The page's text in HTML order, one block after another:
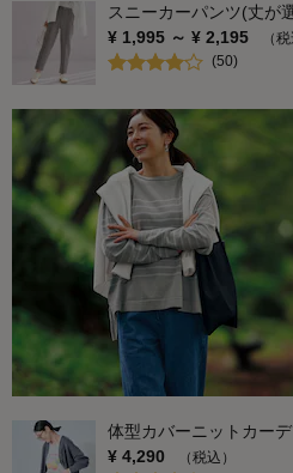
スニーカーパンツ(丈が
¥ 1,995 ～ ¥ 2,195
（
(50)
体型カバーニットカー
¥ 4,290
（税込）